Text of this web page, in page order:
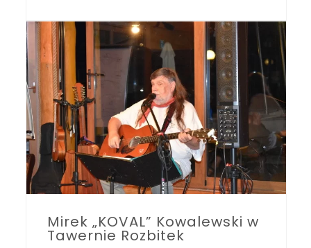
Mirek „KOVAL” Kowalewski w
Tawernie Rozbitek